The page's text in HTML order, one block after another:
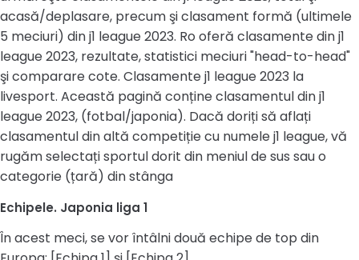
acasă/deplasare, precum şi clasament formă (ultimele
5 meciuri) din j1 league 2023. Ro oferă clasamente din j1
league 2023, rezultate, statistici meciuri "head-to-head"
şi comparare cote. Clasamente j1 league 2023 la
livesport. Această pagină conține clasamentul din j1
league 2023, (fotbal/japonia). Dacă doriți să aflați
clasamentul din altă competiție cu numele j1 league, vă
rugăm selectați sportul dorit din meniul de sus sau o
categorie (țară) din stânga
Echipele. Japonia liga 1
În acest meci, se vor întâlni două echipe de top din